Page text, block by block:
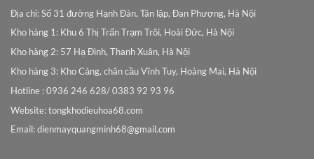
Địa chỉ: Số 31 đường Hạnh Đàn, Tân lập, Đan Phượng, Hà Nội
Kho hàng 1: Khu 6 Thị Trấn Trạm Trôi, Hoài Đức, Hà Nội
Kho hàng 2: 57 Hạ Đình, Thanh Xuân, Hà Nội
Kho hàng 3: Kho Cảng, chân cầu Vĩnh Tuy, Hoàng Mai, Hà Nội
Hotline : 0936 246 628/ 0383 92 93 96
Website: tongkhodieuhoa68.com
Email:dienmayquangminh68@gmail.com